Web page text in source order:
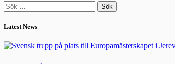
Sök
efter:
Latest News